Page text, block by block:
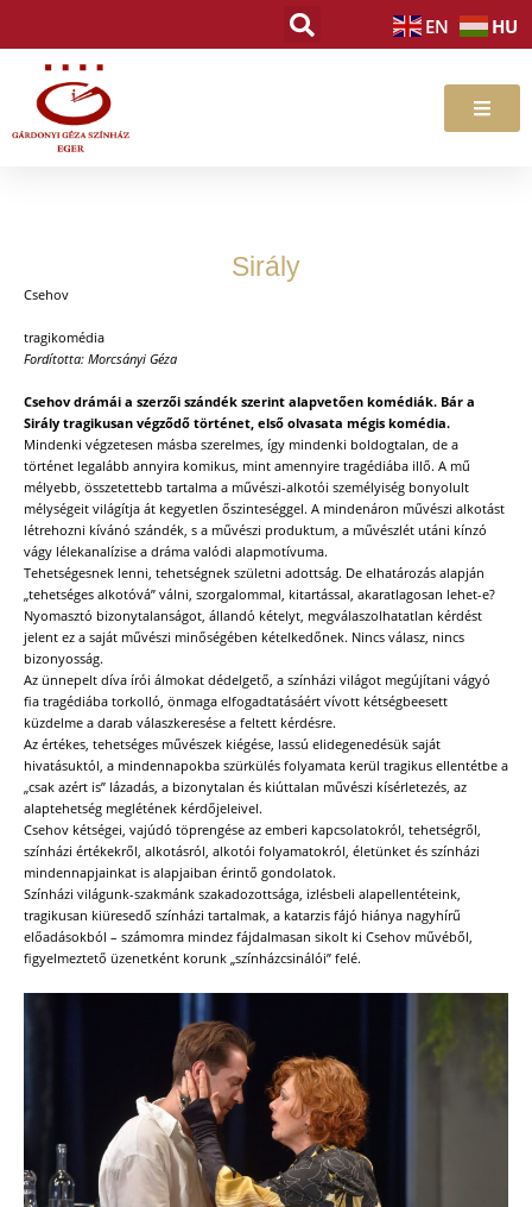
content
EN HU
Sirály
Csehov
tragikomédia
Fordította: Morcsányi Géza
Csehov drámái a szerzői szándék szerint alapvetően komédiák. Bár a
Sirály tragikusan végződő történet, első olvasata mégis komédia.
Mindenki végzetesen másba szerelmes, így mindenki boldogtalan, de a
történet legalább annyira komikus, mint amennyire tragédiába illő. A mű
mélyebb, összetettebb tartalma a művészi-alkotói személyiség bonyolult
mélységeit világítja át kegyetlen őszinteséggel. A mindenáron művészi alkotást
létrehozni kívánó szándék, s a művészi produktum, a művészlét utáni kínzó
vágy lélekanalízise a dráma valódi alapmotívuma.
Tehetségesnek lenni, tehetségnek születni adottság. De elhatározás alapján
„tehetséges alkotóvá” válni, szorgalommal, kitartással, akaratlagosan lehet-e?
Nyomasztó bizonytalanságot, állandó kételyt, megválaszolhatatlan kérdést
jelent ez a saját művészi minőségében kételkedőnek. Nincs válasz, nincs
bizonyosság.
Az ünnepelt díva írói álmokat dédelgető, a színházi világot megújítani vágyó
fia tragédiába torkolló, önmaga elfogadtatásáért vívott kétségbeesett
küzdelme a darab válaszkeresése a feltett kérdésre.
Az értékes, tehetséges művészek kiégése, lassú elidegenedésük saját
hivatásuktól, a mindennapokba szürkülés folyamata kerül tragikus ellentétbe a
„csak azért is” lázadás, a bizonytalan és kiúttalan művészi kísérletezés, az
alaptehetség meglétének kérdőjeleivel.
Csehov kétségei, vajúdó töprengése az emberi kapcsolatokról, tehetségről,
színházi értékekről, alkotásról, alkotói folyamatokról, életünket és színházi
mindennapjainkat is alapjaiban érintő gondolatok.
Színházi világunk-szakmánk szakadozottsága, izlésbeli alapellentéteink,
tragikusan kiüresedő színházi tartalmak, a katarzis fájó hiánya nagyhírű
előadásokból – számomra mindez fájdalmasan sikolt ki Csehov művéből,
figyelmeztető üzenetként korunk „színházcsinálói” felé.